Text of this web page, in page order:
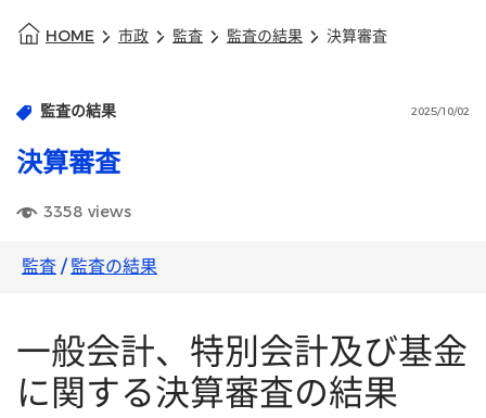
HOME 市政 監査 監査の結果 決算審査
監査の結果 2025/10/02
決算審査
3358 views
監査/監査の結果
一般会計、特別会計及び基金
に関する決算審査の結果